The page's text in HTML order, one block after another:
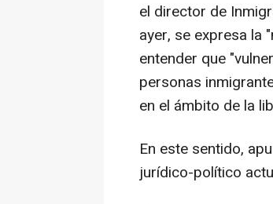
el director de
ayer, se expresa la
entender que
personas
en el ámbito de la
En este sentido,
jurídico-político